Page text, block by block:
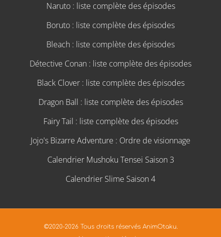
Naruto : liste complète des épisodes
Boruto : liste complète des épisodes
Bleach : liste complète des épisodes
Détective Conan : liste complète des épisodes
Black Clover : liste complète des épisodes
Dragon Ball : liste complète des épisodes
Fairy Tail : liste complète des épisodes
Jojo's Bizarre Adventure : Ordre de visionnage
Calendrier Mushoku Tensei Saison 3
Calendrier Slime Saison 4
©2020-2026 Tous droits réservés AnimOtaku.